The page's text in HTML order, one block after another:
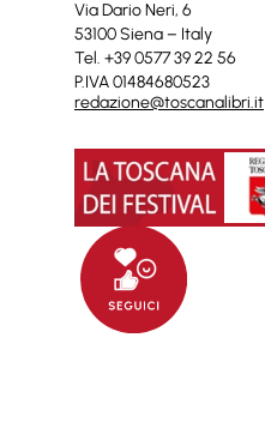
Via Dario Neri, 6
53100 Siena – Italy
Tel. +39 0577 39 22 56
P.IVA 01484680523
redazione@toscanalibri.it